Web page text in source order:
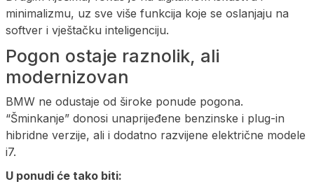
minimalizmu, uz sve više funkcija koje se oslanjaju na
softver i vještačku inteligenciju.
Pogon ostaje raznolik, ali
modernizovan
BMW ne odustaje od široke ponude pogona.
“Šminkanje” donosi unaprijeđene benzinske i plug-in
hibridne verzije, ali i dodatno razvijene električne modele
i7.
U ponudi će tako biti: